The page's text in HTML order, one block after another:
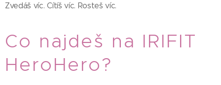
Zvedáš víc. Cítíš víc. Rosteš víc.
Co najdeš na IRIFIT
HeroHero? 💕